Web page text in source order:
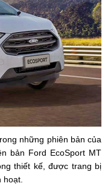
những phiên bản của
bản Ford EcoSport MT
thiết kế, được trang bị